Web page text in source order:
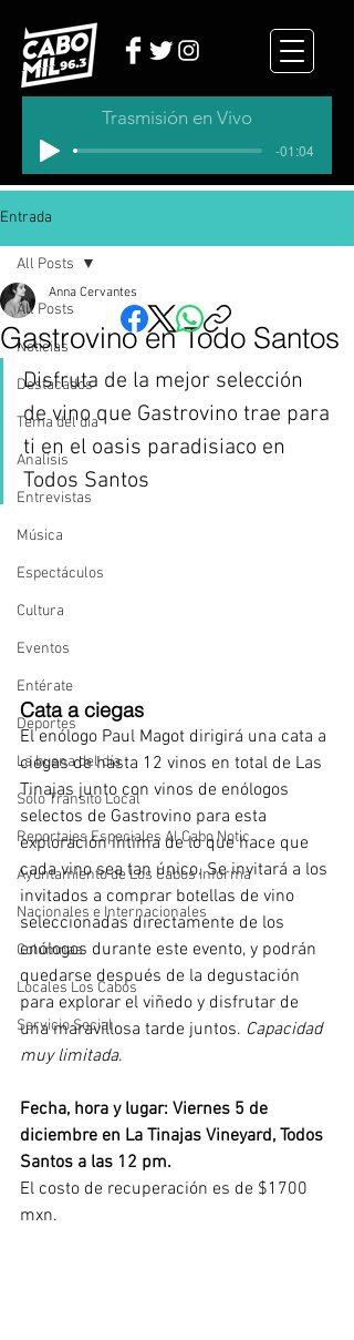
Trasmisión en Vivo
-01:04
Entrada
All Posts
Noticias
Destacados
Tema del dia
Analisis
Entrevistas
Música
Espectáculos
Cultura
Eventos
Entérate
Deportes
La buena del día
Sólo Tránsito Local
Reportajes Especiales Al Cabo Notic
Ayuntamiento de Los Cabos Informa
Nacionales e Internacionales
Columnas
Locales Los Cabos
Servicio Social
All Posts
Gastrovino en Todo Santos
Anna Cervantes
Disfruta de la mejor selección
de vino que Gastrovino trae para
ti en el oasis paradisiaco en
Todos Santos
Cata a ciegas
El enólogo Paul Magot dirigirá una cata a
ciegas de hasta 12 vinos en total de Las
Tinajas junto con vinos de enólogos
selectos de Gastrovino para esta
exploración íntima de lo que hace que
cada vino sea tan único. Se invitará a los
invitados a comprar botellas de vino
seleccionadas directamente de los
enólogos durante este evento, y podrán
quedarse después de la degustación
para explorar el viñedo y disfrutar de
una maravillosa tarde juntos. Capacidad
muy limitada.
Fecha, hora y lugar: Viernes 5 de
diciembre en La Tinajas Vineyard, Todos
Santos a las 12 pm.
El costo de recuperación es de $1700
mxn.